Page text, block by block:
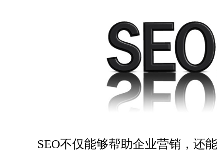
SEO不仅能够帮助企业营销，还